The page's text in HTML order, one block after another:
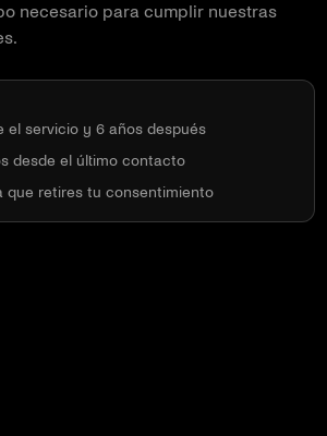
necesario para cumplir nuestras
el servicio y 6 años después
desde el último contacto
que retires tu consentimiento